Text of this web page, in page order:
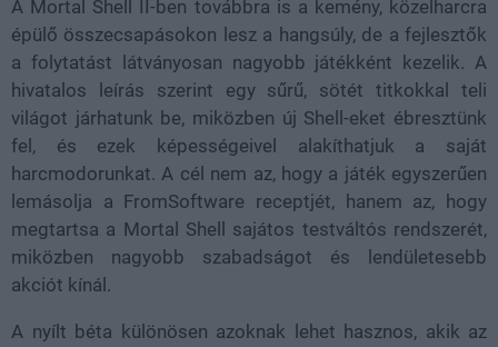
A Mortal Shell II-ben továbbra is a kemény, közelharcra
épülő összecsapásokon lesz a hangsúly, de a fejlesztők
a folytatást látványosan nagyobb játékként kezelik. A
hivatalos leírás szerint egy sűrű, sötét titkokkal teli
világot járhatunk be, miközben új Shell-eket ébresztünk
fel, és ezek képességeivel alakíthatjuk a saját
harcmodorunkat. A cél nem az, hogy a játék egyszerűen
lemásolja a FromSoftware receptjét, hanem az, hogy
megtartsa a Mortal Shell sajátos testváltós rendszerét,
miközben nagyobb szabadságot és lendületesebb
akciót kínál.
A nyílt béta különösen azoknak lehet hasznos, akik az